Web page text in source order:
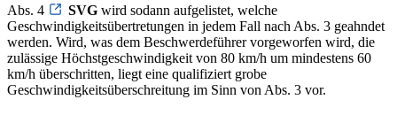
Abs. 4
SVG wird sodann aufgelistet, welche
Geschwindigkeitsübertretungen in jedem Fall nach Abs. 3 geahndet
werden. Wird, was dem Beschwerdeführer vorgeworfen wird, die
zulässige Höchstgeschwindigkeit von 80 km/h um mindestens 60
km/h überschritten, liegt eine qualifiziert grobe
Geschwindigkeitsüberschreitung im Sinn von Abs. 3 vor.